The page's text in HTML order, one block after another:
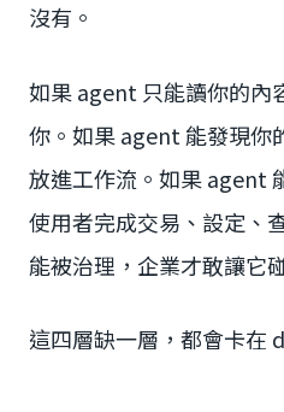
沒有。
如果 agent 只能讀你的內
你。如果 agent 能發現你
放進工作流。如果 agent
使用者完成交易、設定、
能被治理，企業才敢讓它
這四層缺一層，都會卡在